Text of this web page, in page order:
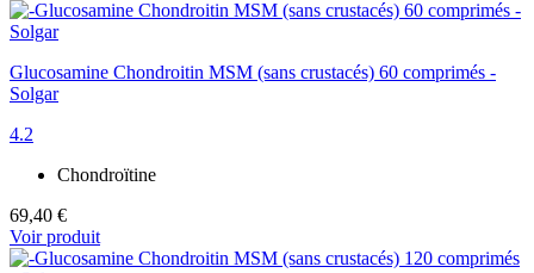
Glucosamine Chondroitin MSM (sans crustacés) 60 comprimés -
Solgar
4.2
Chondroïtine
69,40 €
Voir produit